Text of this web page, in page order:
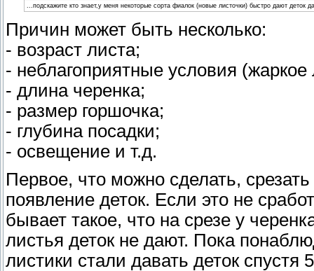
...подскажите кто знает,у меня некоторые сорта фиалок (новые листочки) быстро дают деток
Причин может быть несколько:
- возраст листа;
- неблагоприятные условия (жаркое
- длина черенка;
- размер горшочка;
- глубина посадки;
- освещение и т.д.
Первое, что можно сделать,
появление деток. Если это не
бывает такое, что на срезе у
листья деток не дают. Пока
листики стали давать деток спустя